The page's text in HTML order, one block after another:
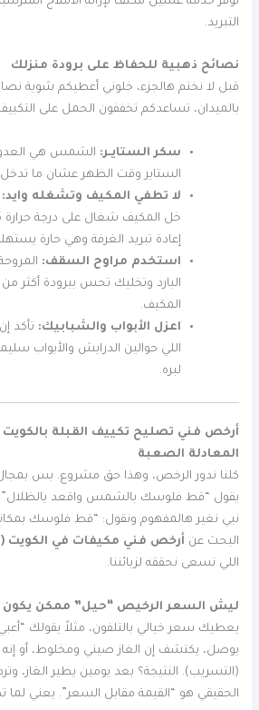
التبريد.
نصائح ذهبية للحفاظ على برودة منزلك
قبل لا نختم هالجزء، خلوني أعطيكم شوية
بالميدان، تساعدكم تخففون الحمل على
سكر الستايـر: الشمس هي العدو
الستاير وقت الظهر عشان ما تدخل
لا تطفي المكيف وتشغله وايد:
إعادة تبريد الغرفة وهي حارة
استخدم مراوح السقف:
البارد وتخليك تحس ببرودة أكثر من
المكيف.
اعزل الأبواب والشبابيك:
اللي حوالين الدرايش والأبواب
لبره.
أرخص فني تصليح تكييف القبلة بالكويت
المعادلة الصعبة
كلنا ندور الرخص، وهذا حق مشروع. بس بمجال
يقول “قط فلوسك بالشمس واقعد بالظلال”
نبي نغير هالمفهوم ونقول: “قط فلوسك
البحث عن أرخص فني مكيفات في الكويت
اللي نسعى نحققه لزبائننا.
ليش السعر الرخيص “حيل” ممكن يكون
يوصل، يكتشف إن الغاز صيني ومخلوط، أو
(التسريب). النتيجة؟ بعد يومين يطير الغاز،
الحقيقي هو “القيمة مقابل السعر”. يعني لما